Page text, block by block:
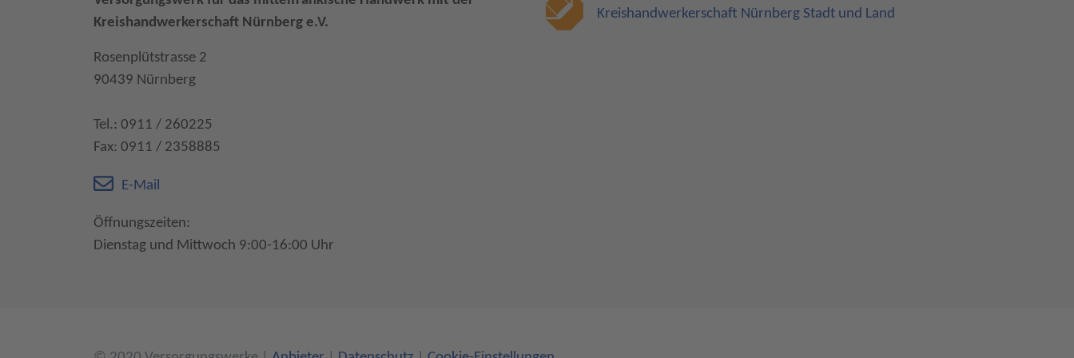
Kreishandwerkerschaft Nürnberg e.V.
Rosenplütstrasse 2
90439 Nürnberg
Tel.: 0911 / 260225
Fax: 0911 / 2358885
E-Mail
Öffnungszeiten:
Dienstag und Mittwoch 9:00-16:00 Uhr
Kreishandwerkerschaft Nürnberg Stadt und Land